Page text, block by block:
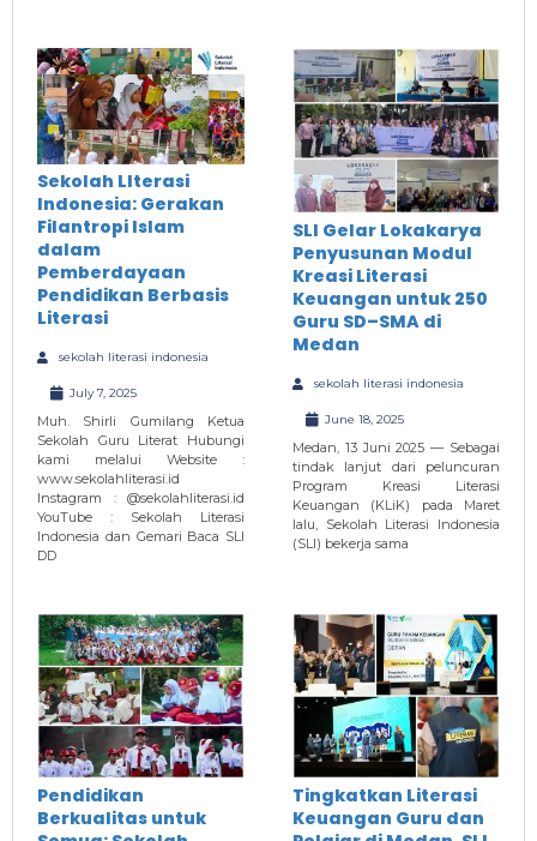
Sekolah LIterasi
Indonesia: Gerakan
Filantropi Islam
dalam
Pemberdayaan
Pendidikan Berbasis
Literasi
sekolah literasi indonesia
July 7, 2025
Muh. Shirli Gumilang Ketua
Sekolah Guru Literat Hubungi
kami melalui Website :
www.sekolahliterasi.id
Instagram : @sekolahliterasi.id
YouTube : Sekolah Literasi
Indonesia dan Gemari Baca SLI
DD
SLI Gelar Lokakarya
Penyusunan Modul
Kreasi Literasi
Keuangan untuk 250
Guru SD–SMA di
Medan
sekolah literasi indonesia
June 18, 2025
Medan, 13 Juni 2025 — Sebagai
tindak lanjut dari peluncuran
Program Kreasi Literasi
Keuangan (KLiK) pada Maret
lalu, Sekolah Literasi Indonesia
(SLI) bekerja sama
Pendidikan
Berkualitas untuk
Tingkatkan Literasi
Keuangan Guru dan